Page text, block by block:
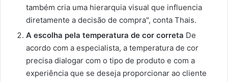
também cria uma hierarquia visual que influencia
diretamente a decisão de compra", conta Thais.
A escolha pela temperatura de cor correta De
acordo com a especialista, a temperatura de cor
precisa dialogar com o tipo de produto e com a
experiência que se deseja proporcionar ao cliente